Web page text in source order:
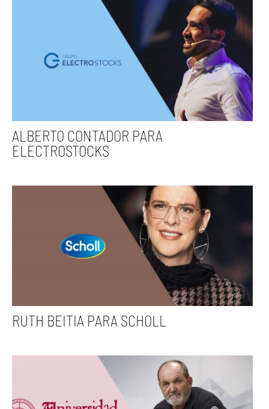
ALBERTO CONTADOR PARA
ELECTROSTOCKS
RUTH BEITIA PARA SCHOLL